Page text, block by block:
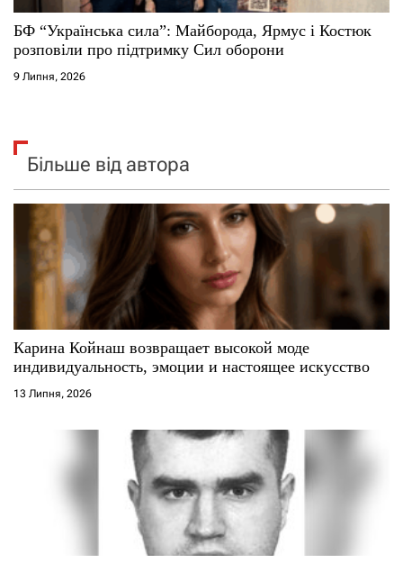
БФ “Українська сила”: Майборода, Ярмус і Костюк
розповіли про підтримку Сил оборони
9 Липня, 2026
Більше від автора
Карина Койнаш возвращает высокой моде
индивидуальность, эмоции и настоящее искусство
13 Липня, 2026